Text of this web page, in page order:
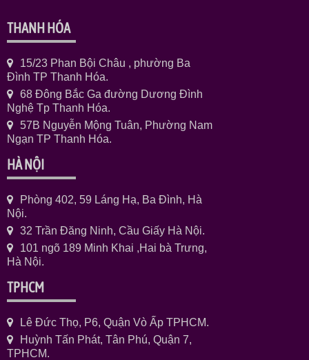
THANH HÓA
15/23 Phan Bội Châu , phường Ba
Đình TP Thanh Hóa.
68 Đông Bắc Ga đường Dương Đình
Nghệ Tp Thanh Hóa.
57B Nguyễn Mộng Tuân, Phường Nam
Ngạn TP Thanh Hóa.
HÀ NỘI
Phòng 402, 59 Láng Hạ, Ba Đình, Hà
Nội.
32 Trần Đăng Ninh, Cầu Giấy Hà Nội.
101 ngõ 189 Minh Khai ,Hai bà Trưng,
Hà Nội.
TPHCM
Lê Đức Thọ, P6, Quận Vò Ấp TPHCM.
Huỳnh Tấn Phát, Tân Phú, Quận 7,
TPHCM.